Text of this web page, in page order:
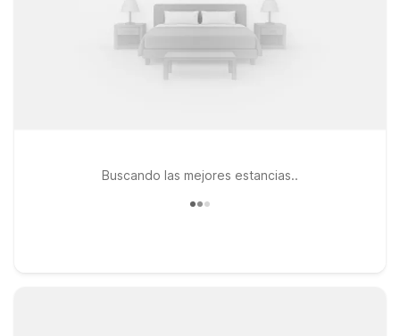
Buscando las mejores estancias..